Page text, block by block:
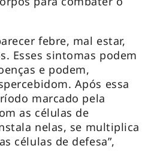
febre, mal estar,
Esses sintomas podem
e podem,
Após essa
marcado pela
as células de
nelas, se multiplica
células de defesa”,